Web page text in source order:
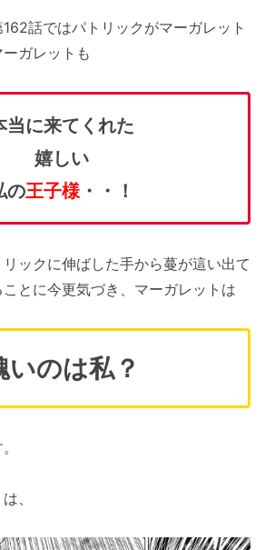
話ではパトリックがマーガレット
ガレットも
当に来てくれた
嬉しい
の王子様・・！
ックに伸ばした手から蔓が這い出て
とに今更気づき、マーガレットは
いのは私？
、